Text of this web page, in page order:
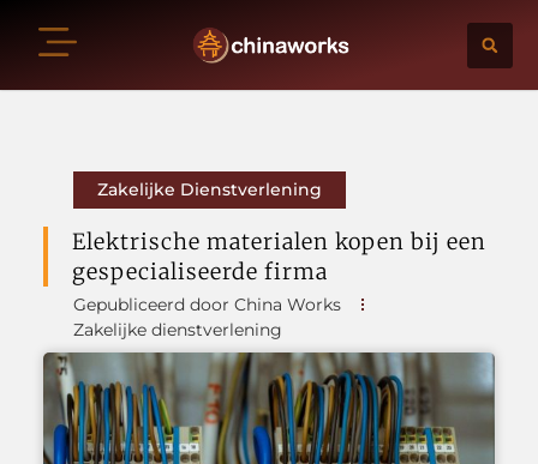
Zakelijke Dienstverlening
Elektrische materialen kopen bij een
gespecialiseerde firma
Gepubliceerd door China Works
Zakelijke dienstverlening